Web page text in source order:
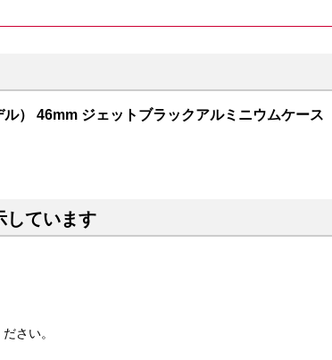
） 46mm ジェットブラックアルミニウムケース
しています
さい。